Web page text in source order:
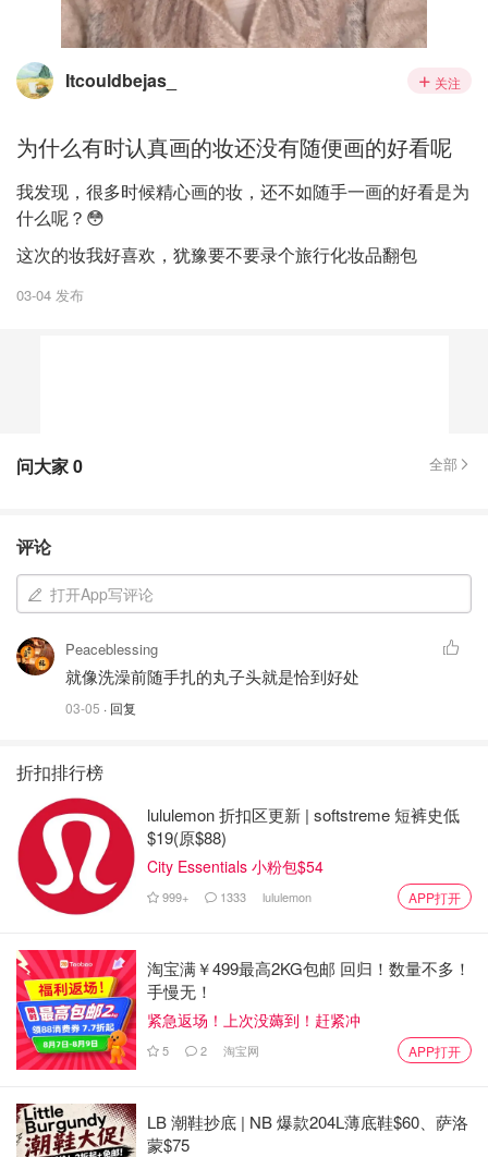
Itcouldbejas_ 关注
为什么有时认真画的妆还没有随便画的好看呢
我发现，很多时候精心画的妆，还不如随手一画的好看是为
什么呢？😳
这次的妆我好喜欢，犹豫要不要录个旅行化妆品翻包
03-04 发布
问大家0 全部
评论
打开App写评论
Peaceblessing
就像洗澡前随手扎的丸子头就是恰到好处
03-05 · 回复
折扣排行榜
lululemon 折扣区更新 | softstreme 短裤史低
$19(原$88)
City Essentials 小粉包$54
999+ 1333 lululemon APP打开
淘宝满￥499最高2KG包邮 回归！数量不多！
手慢无！
紧急返场！上次没薅到！赶紧冲
5 2 淘宝网 APP打开
LB 潮鞋抄底 | NB 爆款204L薄底鞋$60、萨洛
蒙$75